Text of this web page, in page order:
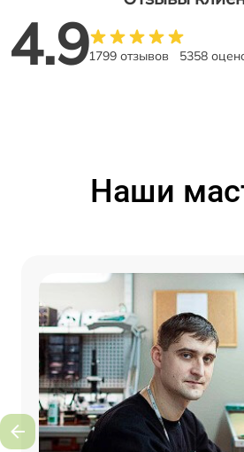
4.91799 отзывов 5358
Наши